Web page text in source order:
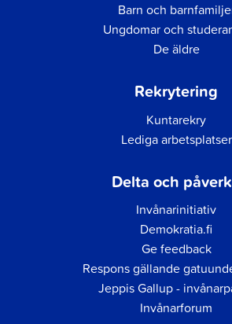
Barn och
Ungdomar och
De äldre
Rekrytering
Kuntarekry
Lediga arbetsplatser
Delta och
Invånarinitiativ
Demokratia.fi
Ge feedback
Respons gällande
Jeppis Gallup -
Invånarforum